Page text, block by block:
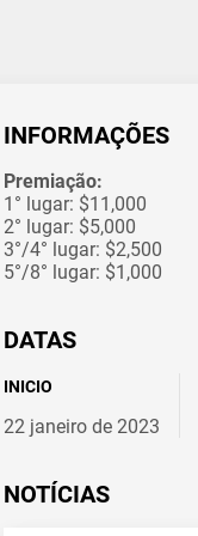
INFORMAÇÕES
Premiação:
1° lugar: $11,000
2° lugar: $5,000
3°/4° lugar: $2,500
5°/8° lugar: $1,000
DATAS
INICIO
22 janeiro de 2023
NOTÍCIAS